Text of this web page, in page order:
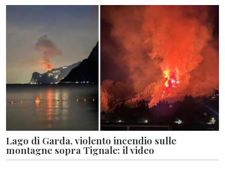
Lago di Garda, violento incendio sulle
montagne sopra Tignale: il video